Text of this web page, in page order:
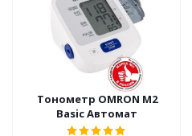
Тонометр OMRON M2
Basic Автомат